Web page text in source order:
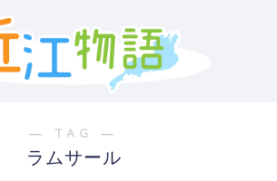
― TAG ―
ラムサール